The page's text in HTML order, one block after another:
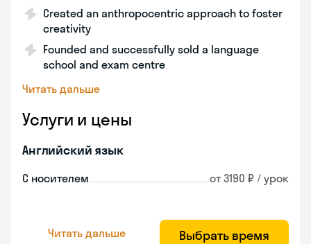
Created an anthropocentric approach to foster
creativity
Founded and successfully sold a language
school and exam centre
Читать дальше
Услуги и цены
Английский язык
С носителем от 3190 ₽ / урок
Читать дальше Выбрать время